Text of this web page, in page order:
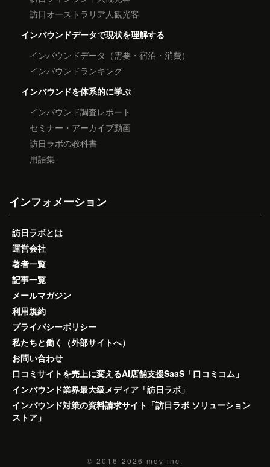
訪日オーストラリア人観光客
インバウンドデータで現状を理解する
インバウンドデータ（需要・宿泊・消費）
インバウンドランキング
インバウンドを体系的に学ぶ
インバウンド調査レポート
セミナー・アーカイブ動画
訪日ラボの教科書
用語集
インフォメーション
訪日ラボとは
運営会社
著者一覧
記事一覧
メールマガジン
利用規約
プライバシーポリシー
私たちと働く（外部サイトへ）
お問い合わせ
口コミサイトを売上に変えるAI店舗支援SaaS「口コミコム」
インバウンド業界最大級メディア「訪日ラボ」
インバウンド対策の資料請求サイト「訪日ラボ ソリューション
ストア」
© 2016-2026 mov inc.